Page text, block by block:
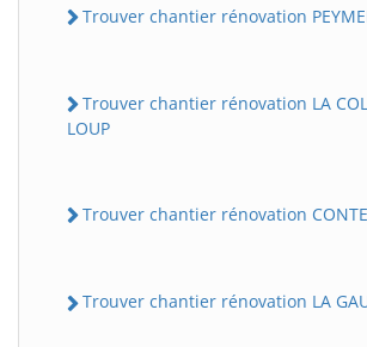
Trouver chantier rénovation
Trouver chantier rénovation LA
LOUP
Trouver chantier rénovation
Trouver chantier rénovation LA